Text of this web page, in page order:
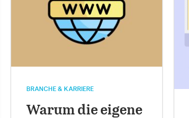
BRANCHE & KARRIERE
Warum die eigene